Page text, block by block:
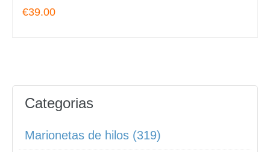
€39.00
Categorias
Marionetas de hilos (319)